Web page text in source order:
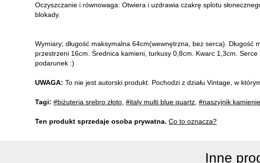
Oczyszczanie i równowaga: Otwiera i uzdrawia czakrę splotu
blokady.
Wymiary; długość maksymalna 64cm(wewnętrzna, bez serca). Długość
przestrzeni 16cm. Średnica kamieni, turkusy 0,8cm. Kwarc 1,3cm. Serce
podarunek :)
UWAGA: To nie jest autorski produkt. Pochodzi z działu Vintage, w
Tagi: #biżuteria srebro złoto #italy multi blue quartz #naszyjnik
Ten produkt sprzedaje osoba prywatna. Co to oznacza?
Inne